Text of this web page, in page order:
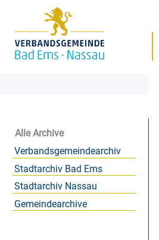
Alle Archive
Verbandsgemeindearchiv
Stadtarchiv Bad Ems
Stadtarchiv Nassau
Gemeindearchive